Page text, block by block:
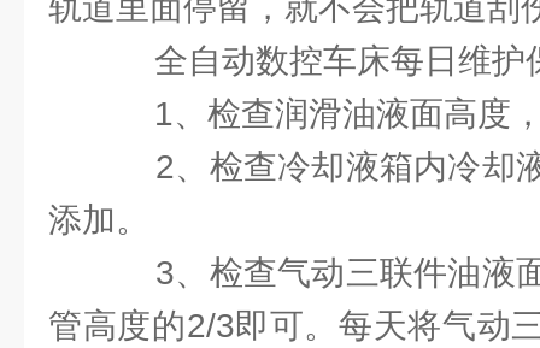
轨道里面停留，就不会把轨道刮
全自动数控车床每日维护
1、检查润滑油液面高度
2、检查冷却液箱内冷却
添加。
3、检查气动三联件油液
管高度的2/3即可。每天将气动